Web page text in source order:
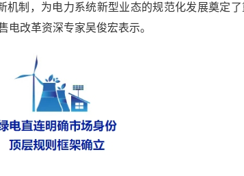
机制，为电力系统新型业态的规范化发展奠定了
电改革资深专家吴俊宏表示。